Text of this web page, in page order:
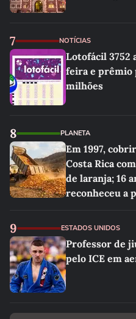
7 NOTÍCIAS
Lotofácil 3752
feira e prêmio
milhões
8 PLANETA
Em 1997,
Costa Rica
de laranja; 16
reconheceu a
9 ESTADOS UNIDOS
Professor de
pelo ICE em